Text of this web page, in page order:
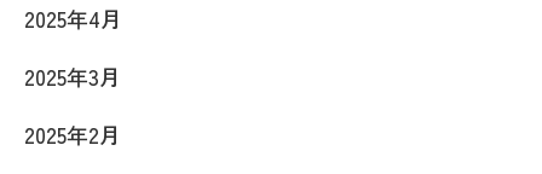
2025年4月
2025年3月
2025年2月